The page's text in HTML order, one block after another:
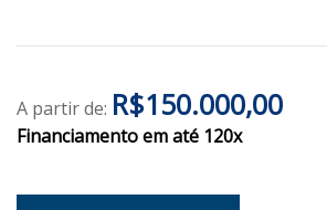
A partir de: R$150.000,00
Financiamento em até 120x